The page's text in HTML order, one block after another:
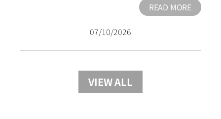
READ MORE
07/10/2026
VIEW ALL